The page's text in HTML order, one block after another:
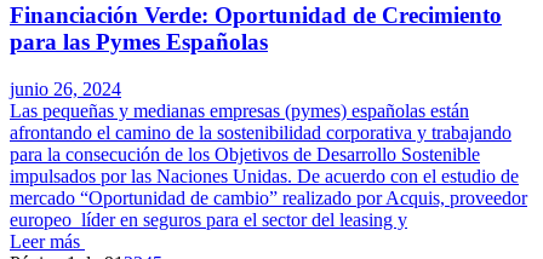
Financiación Verde: Oportunidad de Crecimiento
para las Pymes Españolas
junio 26, 2024
Las pequeñas y medianas empresas (pymes) españolas están
afrontando el camino de la sostenibilidad corporativa y trabajando
para la consecución de los Objetivos de Desarrollo Sostenible
impulsados por las Naciones Unidas. De acuerdo con el estudio de
mercado “Oportunidad de cambio” realizado por Acquis, proveedor
europeo líder en seguros para el sector del leasing y
Leer más